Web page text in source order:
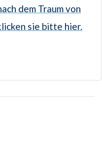
dem Traum von
sie bitte hier.